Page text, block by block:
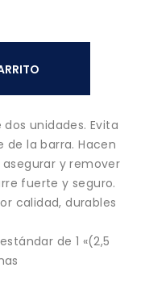
unidades. Evita
de la barra. Hacen
y remover
fuerte y seguro.
calidad, durables
de 1 «(2,5